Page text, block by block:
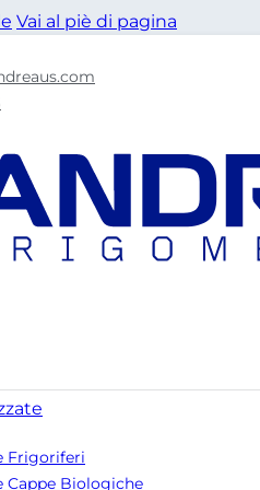
Vai al piè di pagina
Frigoriferi
Cappe Biologiche